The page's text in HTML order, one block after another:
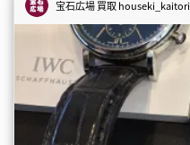
宝石広場 買取houseki_kaitori